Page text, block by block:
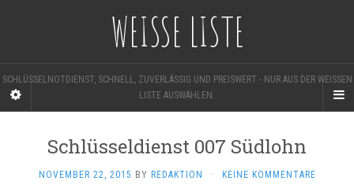
WEISSE LISTE
SCHLÜSSELNOTDIENST, SCHNELL, ZUVERLÄSSIG UND PREISWERT - NUR AUS DER WEISSEN L
ISTE AUSWÄHLEN.
Schlüsseldienst 007 Südlohn
NOVEMBER 22, 2015 BY REDAKTION · KEINE KOMMENTARE